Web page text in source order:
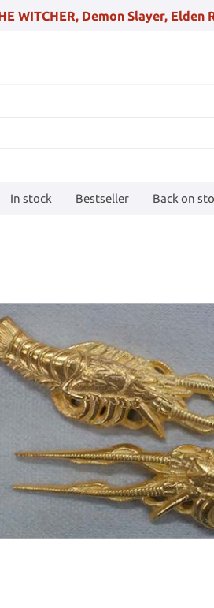
WITCHER, Demon Slayer, Elden
In stock Bestseller Back on